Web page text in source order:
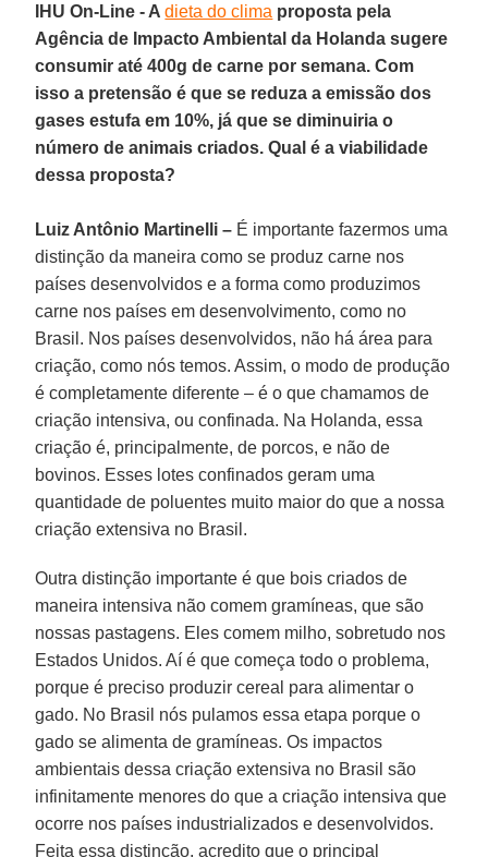
IHU On-Line - Adieta do clima proposta pela
Agência de Impacto Ambiental da Holanda sugere
consumir até 400g de carne por semana. Com
isso a pretensão é que se reduza a emissão dos
gases estufa em 10%, já que se diminuiria o
número de animais criados. Qual é a viabilidade
dessa proposta?
Luiz Antônio Martinelli – É importante fazermos uma
distinção da maneira como se produz carne nos
países desenvolvidos e a forma como produzimos
carne nos países em desenvolvimento, como no
Brasil. Nos países desenvolvidos, não há área para
criação, como nós temos. Assim, o modo de produção
é completamente diferente – é o que chamamos de
criação intensiva, ou confinada. Na Holanda, essa
criação é, principalmente, de porcos, e não de
bovinos. Esses lotes confinados geram uma
quantidade de poluentes muito maior do que a nossa
criação extensiva no Brasil.
Outra distinção importante é que bois criados de
maneira intensiva não comem gramíneas, que são
nossas pastagens. Eles comem milho, sobretudo nos
Estados Unidos. Aí é que começa todo o problema,
porque é preciso produzir cereal para alimentar o
gado. No Brasil nós pulamos essa etapa porque o
gado se alimenta de gramíneas. Os impactos
ambientais dessa criação extensiva no Brasil são
infinitamente menores do que a criação intensiva que
ocorre nos países industrializados e desenvolvidos.
Feita essa distinção, acredito que o principal